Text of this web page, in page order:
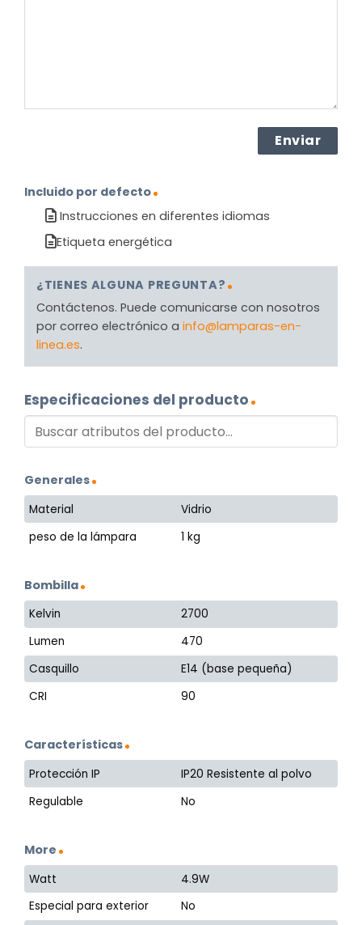
Incluido por defecto
Instrucciones en diferentes idiomas
Etiqueta energética
¿TIENES ALGUNA PREGUNTA?
Contáctenos. Puede comunicarse con nosotros
por correo electrónico a info@lamparas-en-
linea.es.
Especificaciones del producto
Generales
Material
Vidrio
peso de la lámpara
1 kg
Bombilla
Kelvin
2700
Lumen
470
Casquillo
E14 (base pequeña)
CRI
90
Características
Protección IP
IP20 Resistente al polvo
Regulable
No
More
Watt
4.9W
Especial para exterior
No